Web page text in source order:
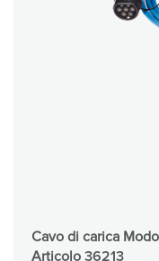
Cavo di carica
Articolo 36213